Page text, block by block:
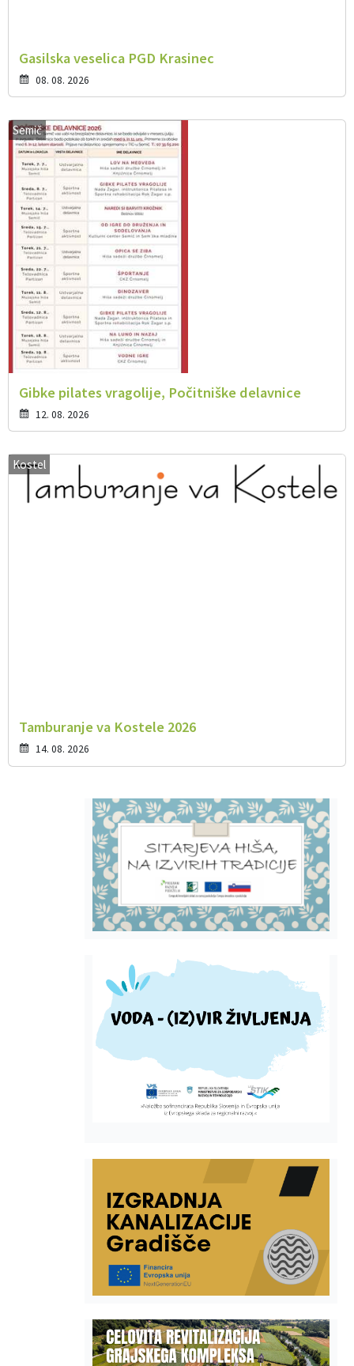
Gasilska veselica PGD Krasinec
08. 08. 2026
Semič
Gibke pilates vragolije, Počitniške delavnice
12. 08. 2026
Kostel
Tamburanje va Kostele 2026
14. 08. 2026